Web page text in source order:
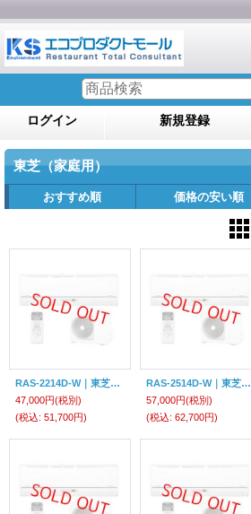
ログイン 新規登録
東芝（家庭用）
おすすめ順 価格の安い順
RAS-2214D-W｜東芝エアコン6畳用
47,000円(税別)
(税込: 51,700円)
RAS-2514D-W｜東芝エアコン8畳用
57,000円(税別)
(税込: 62,700円)